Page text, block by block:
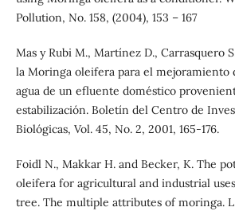
Pollution, No. 158, (2004), 153 – 167
Mas y Rubi M., Martínez D., Carrasquero
la Moringa oleifera para el mejoramiento
agua de un efluente doméstico
estabilización. Boletín del Centro de
Biológicas, Vol. 45, No. 2, 2001, 165-176.
Foidl N., Makkar H. and Becker, K. The
oleifera for agricultural and industrial
tree. The multiple attributes of moringa.